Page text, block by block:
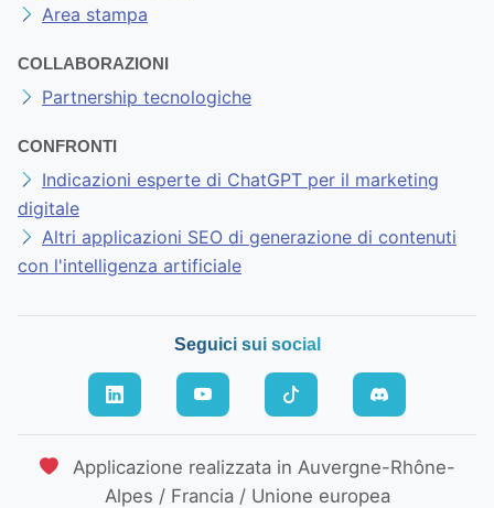
Area stampa
COLLABORAZIONI
Partnership tecnologiche
CONFRONTI
Indicazioni esperte di ChatGPT per il marketing
digitale
Altri applicazioni SEO di generazione di contenuti
con l'intelligenza artificiale
Seguici sui social
Applicazione realizzata in Auvergne-Rhône-
Alpes / Francia / Unione europea